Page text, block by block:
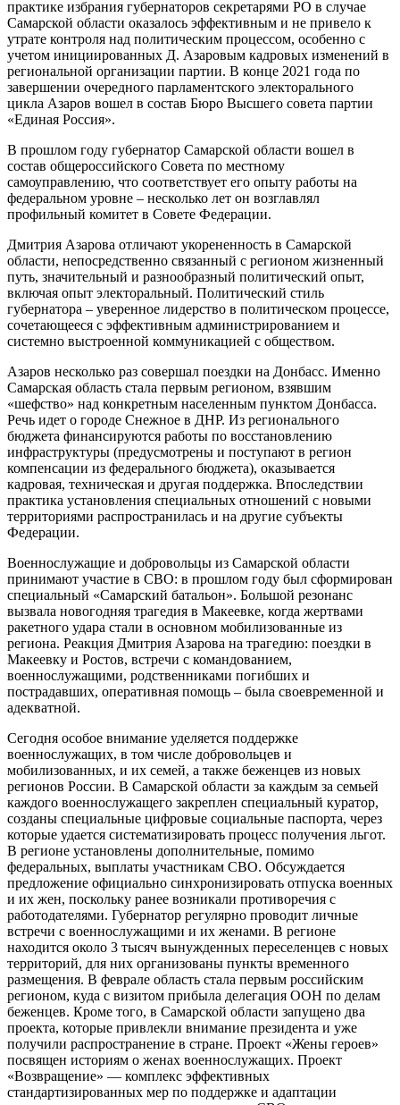
практике избрания губернаторов секретарями РО в случае
Самарской области оказалось эффективным и не привело к
утрате контроля над политическим процессом, особенно с
учетом инициированных Д. Азаровым кадровых изменений в
региональной организации партии. В конце 2021 года по
завершении очередного парламентского электорального
цикла Азаров вошел в состав Бюро Высшего совета партии
«Единая Россия».
В прошлом году губернатор Самарской области вошел в
состав общероссийского Совета по местному
самоуправлению, что соответствует его опыту работы на
федеральном уровне – несколько лет он возглавлял
профильный комитет в Совете Федерации.
Дмитрия Азарова отличают укорененность в Самарской
области, непосредственно связанный с регионом жизненный
путь, значительный и разнообразный политический опыт,
включая опыт электоральный. Политический стиль
губернатора – уверенное лидерство в политическом процессе,
сочетающееся с эффективным администрированием и
системно выстроенной коммуникацией с обществом.
Азаров несколько раз совершал поездки на Донбасс. Именно
Самарская область стала первым регионом, взявшим
«шефство» над конкретным населенным пунктом Донбасса.
Речь идет о городе Снежное в ДНР. Из регионального
бюджета финансируются работы по восстановлению
инфраструктуры (предусмотрены и поступают в регион
компенсации из федерального бюджета), оказывается
кадровая, техническая и другая поддержка. Впоследствии
практика установления специальных отношений с новыми
территориями распространилась и на другие субъекты
Федерации.
Военнослужащие и добровольцы из Самарской области
принимают участие в СВО: в прошлом году был сформирован
специальный «Самарский батальон». Большой резонанс
вызвала новогодняя трагедия в Макеевке, когда жертвами
ракетного удара стали в основном мобилизованные из
региона. Реакция Дмитрия Азарова на трагедию: поездки в
Макеевку и Ростов, встречи с командованием,
военнослужащими, родственниками погибших и
пострадавших, оперативная помощь – была своевременной и
адекватной.
Сегодня особое внимание уделяется поддержке
военнослужащих, в том числе добровольцев и
мобилизованных, и их семей, а также беженцев из новых
регионов России. В Самарской области за каждым за семьей
каждого военнослужащего закреплен специальный куратор,
созданы специальные цифровые социальные паспорта, через
которые удается систематизировать процесс получения льгот.
В регионе установлены дополнительные, помимо
федеральных, выплаты участникам СВО. Обсуждается
предложение официально синхронизировать отпуска военных
и их жен, поскольку ранее возникали противоречия с
работодателями. Губернатор регулярно проводит личные
встречи с военнослужащими и их женами. В регионе
находится около 3 тысяч вынужденных переселенцев с новых
территорий, для них организованы пункты временного
размещения. В феврале область стала первым российским
регионом, куда с визитом прибыла делегация ООН по делам
беженцев. Кроме того, в Самарской области запущено два
проекта, которые привлекли внимание президента и уже
получили распространение в стране. Проект «Жены героев»
посвящен историям о женах военнослужащих. Проект
«Возвращение» — комплекс эффективных
стандартизированных мер по поддержке и адаптации